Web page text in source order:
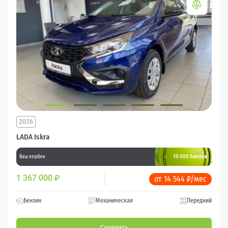
LADA Iskra
2026
Ваш кешбек 10 000 баллов
1 367 000 ₽ от 14 544 ₽/мес
Бензин Механическая Передний